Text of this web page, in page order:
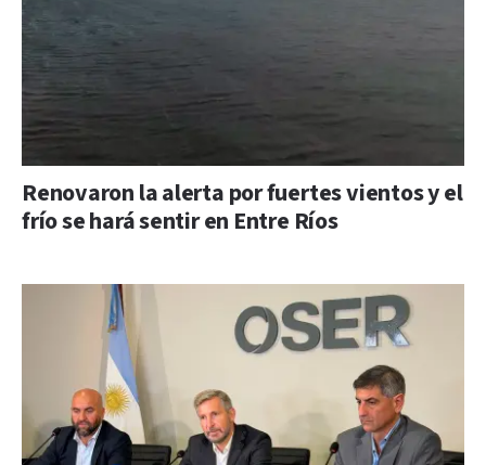
Renovaron la alerta por fuertes vientos y el
frío se hará sentir en Entre Ríos